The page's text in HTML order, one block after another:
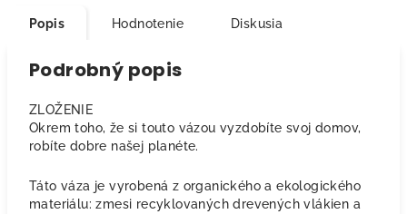
Popis Hodnotenie Diskusia
Podrobný popis
ZLOŽENIE
Okrem toho, že si touto vázou vyzdobíte svoj domov,
robíte dobre našej planéte.
Táto váza je vyrobená z organického a ekologického
materiálu: zmesi recyklovaných drevených vlákien a